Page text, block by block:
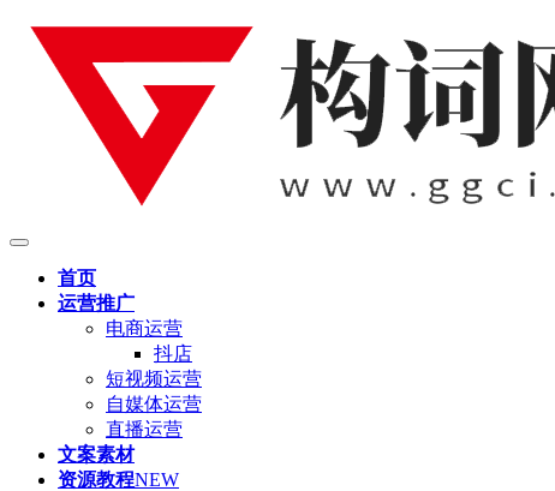
首页
运营推广
电商运营
抖店
短视频运营
自媒体运营
直播运营
文案素材
资源教程NEW